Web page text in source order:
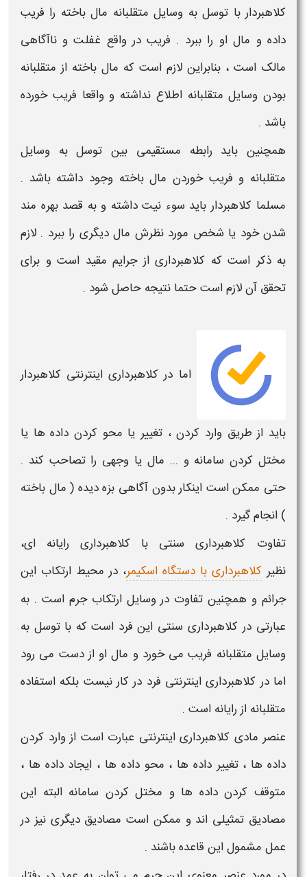
کلاهبرداربا توسل به وسایل متقلبانه مال باخته را فریب
داده و مال او را ببرد . فریب در واقع غفلت و ناآگاهی
مالک است ، بنابراین لازم است که مال باخته از متقلبانه
بودن وسایل متقلبانه اطلاع نداشته و واقعا فریب خورده
باشد .
همچنین باید رابطه مستقیمی بین توسل به وسایل
متقلبانه و فریب خوردن مال باخته وجود داشته باشد .
مسلما کلاهبردارباید سوء نیت داشته و به قصد بهره مند
شدن خود یا شخص مورد نظرش مال دیگری را ببرد . لازم
به ذکر است که کلاهبرداری از جرایم مقید است و برای
تحقق آن لازم است حتما نتیجه حاصل شود .
اما در کلاهبرداری اینترنتی کلاهبردار
باید از طریق وارد کردن ، تغییر یا محو کردن داده ها یا
مختل کردن سامانه و ... مال یا وجهی را تصاحب کند .
حتی ممکن است اینکار بدون آگاهی بزه دیده ( مال باخته
) انجام گیرد .
تفاوت کلاهبرداری سنتی با کلاهبرداری رایانه ای،
نظیر کلاهبرداری با دستگاه اسکیمر، در محیط ارتکاب این
جرائم و همچنین تفاوت در وسایل ارتکاب جرم است . به
عبارتی درکلاهبرداری سنتی این فرد است که با توسل به
وسایل متقلبانه فریب می خورد و مال او از دست می رود
اما در کلاهبرداری اینترنتی فرد در کار نیست بلکه استفاده
متقلبانه از رایانه است .
عنصر مادی کلاهبرداری اینترنتی عبارت است از وارد کردن
داده ها ، تغییر داده ها ، محو داده ها ، ایجاد داده ها ،
متوقف کردن داده ها و مختل کردن سامانه البته این
مصادیق تمثیلی اند و ممکن است مصادیق دیگری نیز در
عمل مشمول این قاعده باشند .